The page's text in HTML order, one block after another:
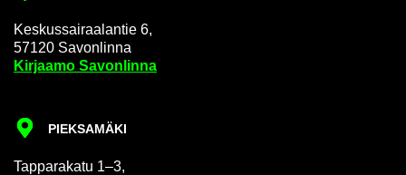
Kes­kus­sai­raa­lan­tie 6,
57120 Sa­von­lin­na
Kir­jaa­mo Sa­von­lin­na
PIEK­SA­MÄ­KI
Tap­pa­ra­ka­tu 1–3,